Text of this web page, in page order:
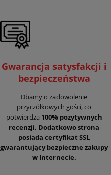
Gwarancja satysfakcji i
bezpieczeństwa
Dbamy o zadowolenie
przyczółkowych gości, co
potwierdza 100% pozytywnych
recenzji. Dodatkowo strona
posiada certyfikat SSL
gwarantujący bezpieczne zakupy
w Internecie.